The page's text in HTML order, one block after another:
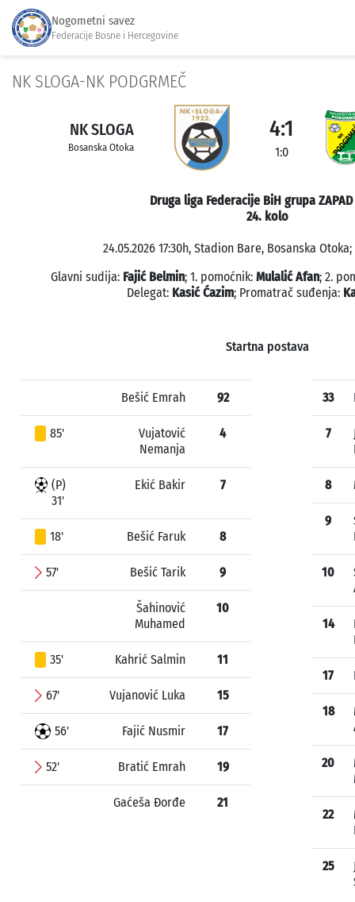
Nogometni savez
Federacije Bosne i Hercegovine
NK SLOGA-NK PODGRMEČ
NK SLOGA
Bosanska Otoka
4:1
1:0
Druga liga Federacije BiH grupa
24. kolo
24.05.2026 17:30h, Stadion Bare, Bosanska
Glavni sudija: Fajić Belmin; 1. pomoćnik: Mulalić Afan; 2.
Delegat: Kasić Ćazim; Promatrač suđenja:
Startna postava
Bešić Emrah 92
85'
Vujatović
Nemanja
4
(P)
31'
Ekić Bakir 7
18' Bešić Faruk 8
57' Bešić Tarik 9
Šahinović
Muhamed
10
35' Kahrić Salmin 11
67' Vujanović Luka 15
56' Fajić Nusmir 17
52' Bratić Emrah 19
Gaćeša Đorđe 21
33
7
8
9
10
14
17
18
20
22
25